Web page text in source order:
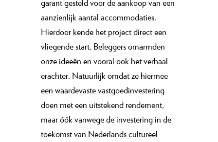
garant gesteld voor de aankoop van een
aanzienlijk aantal accommodaties.
Hierdoor kende het project direct een
vliegende start. Beleggers omarmden
onze ideeën en vooral ook het verhaal
erachter. Natuurlijk omdat ze hiermee
een waardevaste vastgoedinvestering
doen met een uitstekend rendement,
maar óók vanwege de investering in de
toekomst van Nederlands cultureel